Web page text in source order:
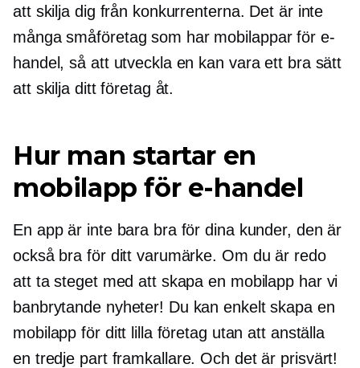
att skilja dig från konkurrenterna. Det är inte
många småföretag som har mobilappar för e-
handel, så att utveckla en kan vara ett bra sätt
att skilja ditt företag åt.
Hur man startar en
mobilapp för e-handel
En app är inte bara bra för dina kunder, den är
också bra för ditt varumärke. Om du är redo
att ta steget med att skapa en mobilapp har vi
banbrytande nyheter! Du kan enkelt skapa en
mobilapp för ditt lilla företag utan att anställa
en tredje partframkallare. Och det är prisvärt!